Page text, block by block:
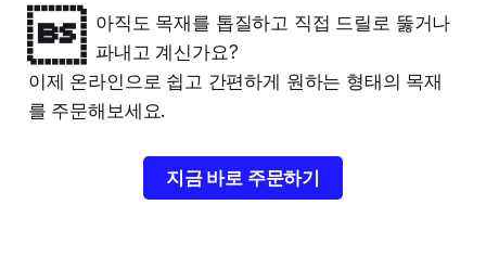
 아직도 목재를 톱질하고 직접 드릴로 뚫거나
파내고 계신가요?
이제 온라인으로 쉽고 간편하게 원하는 형태의 목재
를 주문해보세요.
지금 바로 주문하기